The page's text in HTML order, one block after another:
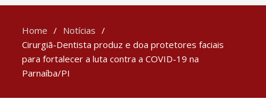
Home
Notícias
Cirurgiã-Dentista produz e doa protetores faciais
para fortalecer a luta contra a COVID-19 na
Parnaíba/PI